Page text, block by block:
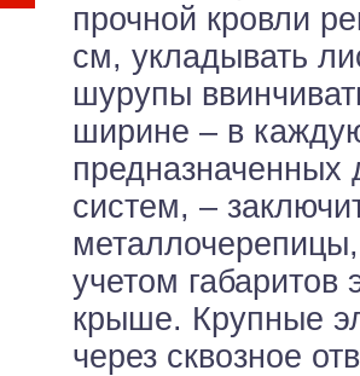
прочной кровли
см, укладывать
шурупы
ширине – в
предназначенных
систем, –
учетом габаритов
крыше. Крупные
через сквозное